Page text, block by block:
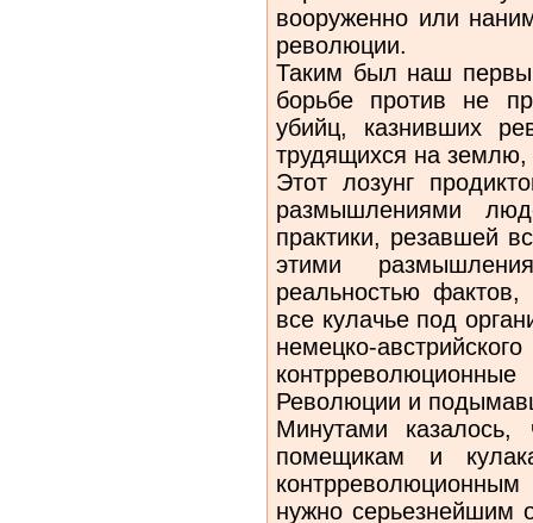
вооруженно или
революции.
Таким был наш
борьбе против не
убийц, казнивших
трудящихся на
Этот лозунг
размышлениями
практики, резавшей
этими
реальностью
все кулачье под
немецко-
Революции и
Минутами
помещикам и
нужно серьезнейшим